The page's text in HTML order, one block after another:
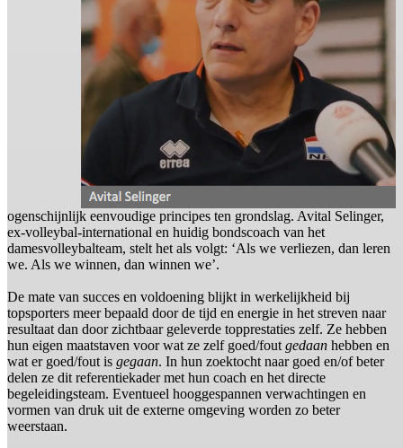
ogenschijnlijk eenvoudige principes ten grondslag. Avital Selinger,
ex-volleybal-international en huidig bondscoach van het
damesvolleybalteam, stelt het als volgt: ‘Als we verliezen, dan leren
we. Als we winnen, dan winnen we’.
De mate van succes en voldoening blijkt in werkelijkheid bij
topsporters meer bepaald door de tijd en energie in het streven naar
resultaat dan door zichtbaar geleverde topprestaties zelf. Ze hebben
hun eigen maatstaven voor wat ze zelf goed/foutgedaan hebben en
wat er goed/fout is gegaan. In hun zoektocht naar goed en/of beter
delen ze dit referentiekader met hun coach en het directe
begeleidingsteam. Eventueel hooggespannen verwachtingen en
vormen van druk uit de externe omgeving worden zo beter
weerstaan.